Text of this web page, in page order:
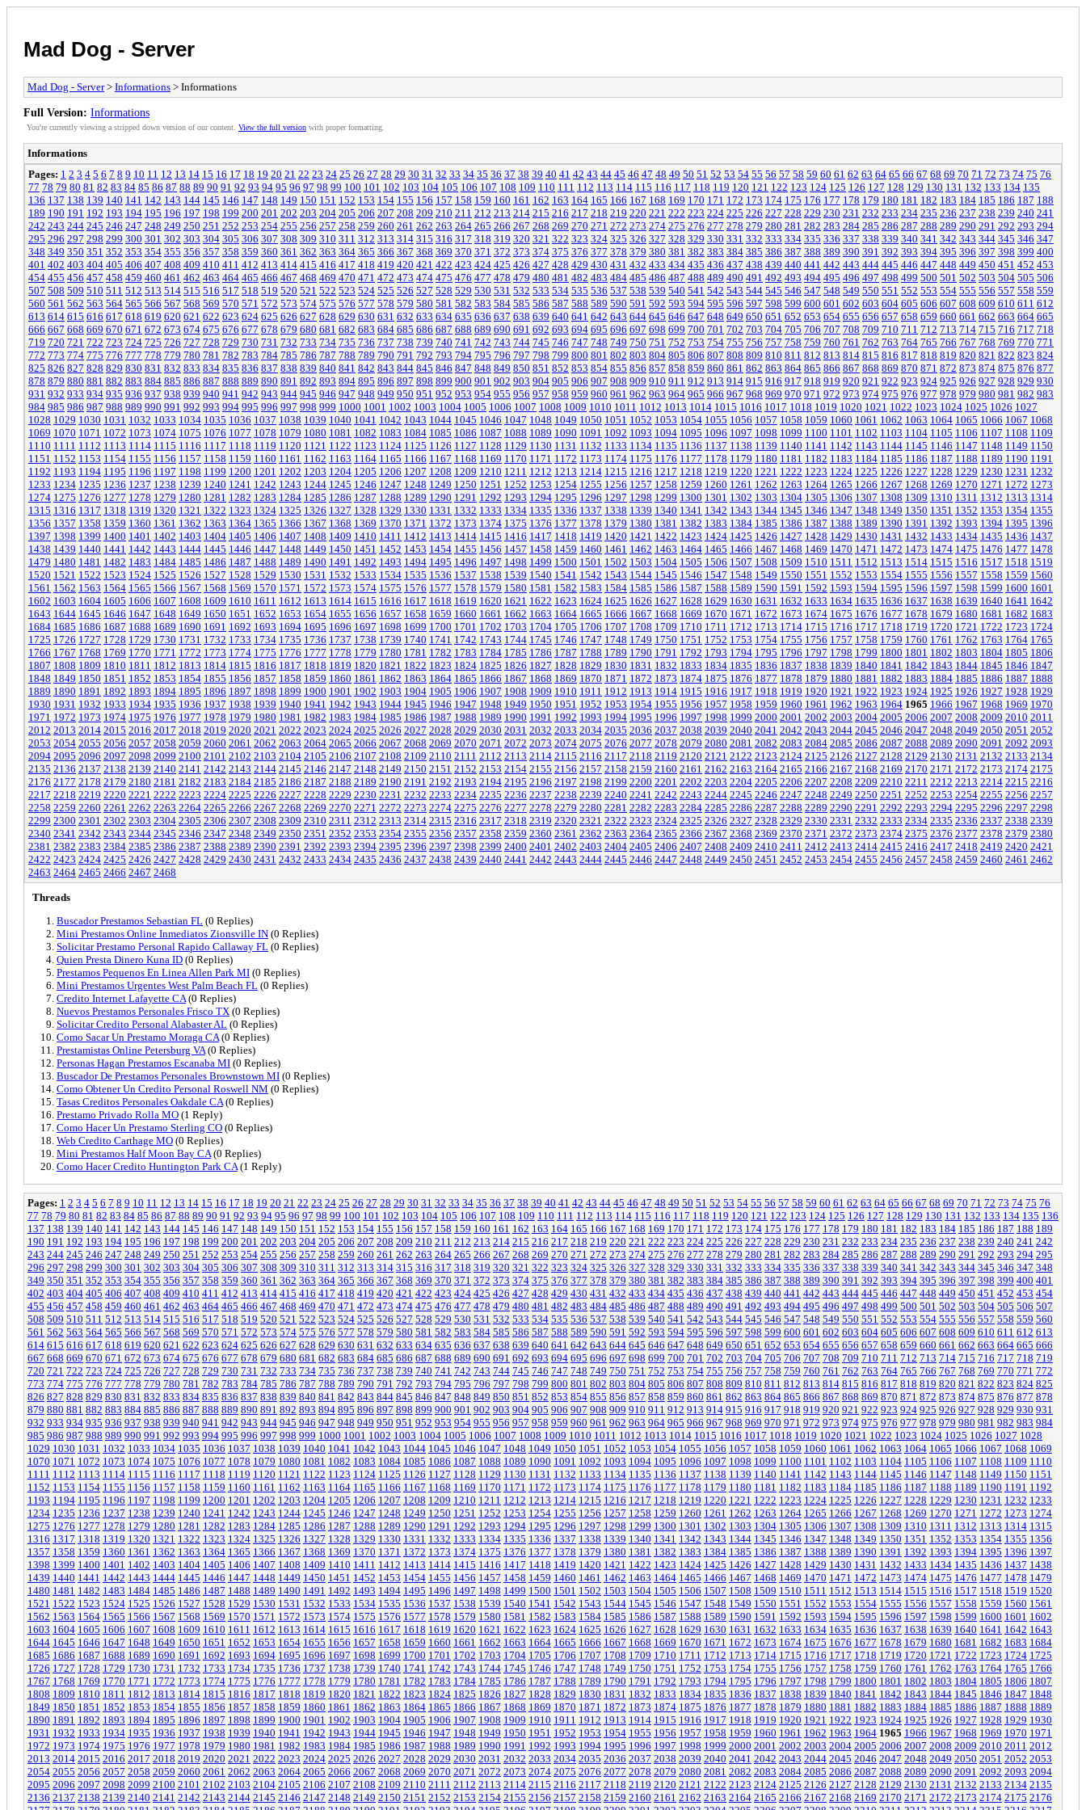
Mad Dog - Server
Mad Dog - Server> Informations > Informations
Full Version: Informations
You're currently viewing a stripped down version of our content. View the full version with proper formatting.
Informations
Pages: 1 2 3 4 5 6 7 8 9 10 11 12 13 14 15 16 17 18 19 20 21 22 23 24 25 26 27 28 29 30 31 32 33 34 35 36 37 38 39 40 41 42 43 44 45 46 47 48 49 50 51 52 53 54 55 56 57 58 59 60 61 62 63 64 65 66 67 68 69 70 71 72 73 74 75 76
77 78 79 80 81 82 83 84 85 86 87 88 89 90 91 92 93 94 95 96 97 98 99 100 101 102 103 104 105 106 107 108 109 110 111 112 113 114 115 116 117 118 119 120 121 122 123 124 125 126 127 128 129 130 131 132 133 134 135
136 137 138 139 140 141 142 143 144 145 146 147 148 149 150 151 152 153 154 155 156 157 158 159 160 161 162 163 164 165 166 167 168 169 170 171 172 173 174 175 176 177 178 179 180 181 182 183 184 185 186 187 188
189 190 191 192 193 194 195 196 197 198 199 200 201 202 203 204 205 206 207 208 209 210 211 212 213 214 215 216 217 218 219 220 221 222 223 224 225 226 227 228 229 230 231 232 233 234 235 236 237 238 239 240 241
242 243 244 245 246 247 248 249 250 251 252 253 254 255 256 257 258 259 260 261 262 263 264 265 266 267 268 269 270 271 272 273 274 275 276 277 278 279 280 281 282 283 284 285 286 287 288 289 290 291 292 293 294
295 296 297 298 299 300 301 302 303 304 305 306 307 308 309 310 311 312 313 314 315 316 317 318 319 320 321 322 323 324 325 326 327 328 329 330 331 332 333 334 335 336 337 338 339 340 341 342 343 344 345 346 347
348 349 350 351 352 353 354 355 356 357 358 359 360 361 362 363 364 365 366 367 368 369 370 371 372 373 374 375 376 377 378 379 380 381 382 383 384 385 386 387 388 389 390 391 392 393 394 395 396 397 398 399 400
401 402 403 404 405 406 407 408 409 410 411 412 413 414 415 416 417 418 419 420 421 422 423 424 425 426 427 428 429 430 431 432 433 434 435 436 437 438 439 440 441 442 443 444 445 446 447 448 449 450 451 452 453
454 455 456 457 458 459 460 461 462 463 464 465 466 467 468 469 470 471 472 473 474 475 476 477 478 479 480 481 482 483 484 485 486 487 488 489 490 491 492 493 494 495 496 497 498 499 500 501 502 503 504 505 506
507 508 509 510 511 512 513 514 515 516 517 518 519 520 521 522 523 524 525 526 527 528 529 530 531 532 533 534 535 536 537 538 539 540 541 542 543 544 545 546 547 548 549 550 551 552 553 554 555 556 557 558 559
560 561 562 563 564 565 566 567 568 569 570 571 572 573 574 575 576 577 578 579 580 581 582 583 584 585 586 587 588 589 590 591 592 593 594 595 596 597 598 599 600 601 602 603 604 605 606 607 608 609 610 611 612
613 614 615 616 617 618 619 620 621 622 623 624 625 626 627 628 629 630 631 632 633 634 635 636 637 638 639 640 641 642 643 644 645 646 647 648 649 650 651 652 653 654 655 656 657 658 659 660 661 662 663 664 665
666 667 668 669 670 671 672 673 674 675 676 677 678 679 680 681 682 683 684 685 686 687 688 689 690 691 692 693 694 695 696 697 698 699 700 701 702 703 704 705 706 707 708 709 710 711 712 713 714 715 716 717 718
719 720 721 722 723 724 725 726 727 728 729 730 731 732 733 734 735 736 737 738 739 740 741 742 743 744 745 746 747 748 749 750 751 752 753 754 755 756 757 758 759 760 761 762 763 764 765 766 767 768 769 770 771
772 773 774 775 776 777 778 779 780 781 782 783 784 785 786 787 788 789 790 791 792 793 794 795 796 797 798 799 800 801 802 803 804 805 806 807 808 809 810 811 812 813 814 815 816 817 818 819 820 821 822 823 824
825 826 827 828 829 830 831 832 833 834 835 836 837 838 839 840 841 842 843 844 845 846 847 848 849 850 851 852 853 854 855 856 857 858 859 860 861 862 863 864 865 866 867 868 869 870 871 872 873 874 875 876 877
878 879 880 881 882 883 884 885 886 887 888 889 890 891 892 893 894 895 896 897 898 899 900 901 902 903 904 905 906 907 908 909 910 911 912 913 914 915 916 917 918 919 920 921 922 923 924 925 926 927 928 929 930
931 932 933 934 935 936 937 938 939 940 941 942 943 944 945 946 947 948 949 950 951 952 953 954 955 956 957 958 959 960 961 962 963 964 965 966 967 968 969 970 971 972 973 974 975 976 977 978 979 980 981 982 983
984 985 986 987 988 989 990 991 992 993 994 995 996 997 998 999 1000 1001 1002 1003 1004 1005 1006 1007 1008 1009 1010 1011 1012 1013 1014 1015 1016 1017 1018 1019 1020 1021 1022 1023 1024 1025 1026 1027
1028 1029 1030 1031 1032 1033 1034 1035 1036 1037 1038 1039 1040 1041 1042 1043 1044 1045 1046 1047 1048 1049 1050 1051 1052 1053 1054 1055 1056 1057 1058 1059 1060 1061 1062 1063 1064 1065 1066 1067 1068
1069 1070 1071 1072 1073 1074 1075 1076 1077 1078 1079 1080 1081 1082 1083 1084 1085 1086 1087 1088 1089 1090 1091 1092 1093 1094 1095 1096 1097 1098 1099 1100 1101 1102 1103 1104 1105 1106 1107 1108 1109
1110 1111 1112 1113 1114 1115 1116 1117 1118 1119 1120 1121 1122 1123 1124 1125 1126 1127 1128 1129 1130 1131 1132 1133 1134 1135 1136 1137 1138 1139 1140 1141 1142 1143 1144 1145 1146 1147 1148 1149 1150
1151 1152 1153 1154 1155 1156 1157 1158 1159 1160 1161 1162 1163 1164 1165 1166 1167 1168 1169 1170 1171 1172 1173 1174 1175 1176 1177 1178 1179 1180 1181 1182 1183 1184 1185 1186 1187 1188 1189 1190 1191
1192 1193 1194 1195 1196 1197 1198 1199 1200 1201 1202 1203 1204 1205 1206 1207 1208 1209 1210 1211 1212 1213 1214 1215 1216 1217 1218 1219 1220 1221 1222 1223 1224 1225 1226 1227 1228 1229 1230 1231 1232
1233 1234 1235 1236 1237 1238 1239 1240 1241 1242 1243 1244 1245 1246 1247 1248 1249 1250 1251 1252 1253 1254 1255 1256 1257 1258 1259 1260 1261 1262 1263 1264 1265 1266 1267 1268 1269 1270 1271 1272 1273
1274 1275 1276 1277 1278 1279 1280 1281 1282 1283 1284 1285 1286 1287 1288 1289 1290 1291 1292 1293 1294 1295 1296 1297 1298 1299 1300 1301 1302 1303 1304 1305 1306 1307 1308 1309 1310 1311 1312 1313 1314
1315 1316 1317 1318 1319 1320 1321 1322 1323 1324 1325 1326 1327 1328 1329 1330 1331 1332 1333 1334 1335 1336 1337 1338 1339 1340 1341 1342 1343 1344 1345 1346 1347 1348 1349 1350 1351 1352 1353 1354 1355
1356 1357 1358 1359 1360 1361 1362 1363 1364 1365 1366 1367 1368 1369 1370 1371 1372 1373 1374 1375 1376 1377 1378 1379 1380 1381 1382 1383 1384 1385 1386 1387 1388 1389 1390 1391 1392 1393 1394 1395 1396
1397 1398 1399 1400 1401 1402 1403 1404 1405 1406 1407 1408 1409 1410 1411 1412 1413 1414 1415 1416 1417 1418 1419 1420 1421 1422 1423 1424 1425 1426 1427 1428 1429 1430 1431 1432 1433 1434 1435 1436 1437
1438 1439 1440 1441 1442 1443 1444 1445 1446 1447 1448 1449 1450 1451 1452 1453 1454 1455 1456 1457 1458 1459 1460 1461 1462 1463 1464 1465 1466 1467 1468 1469 1470 1471 1472 1473 1474 1475 1476 1477 1478
1479 1480 1481 1482 1483 1484 1485 1486 1487 1488 1489 1490 1491 1492 1493 1494 1495 1496 1497 1498 1499 1500 1501 1502 1503 1504 1505 1506 1507 1508 1509 1510 1511 1512 1513 1514 1515 1516 1517 1518 1519
1520 1521 1522 1523 1524 1525 1526 1527 1528 1529 1530 1531 1532 1533 1534 1535 1536 1537 1538 1539 1540 1541 1542 1543 1544 1545 1546 1547 1548 1549 1550 1551 1552 1553 1554 1555 1556 1557 1558 1559 1560
1561 1562 1563 1564 1565 1566 1567 1568 1569 1570 1571 1572 1573 1574 1575 1576 1577 1578 1579 1580 1581 1582 1583 1584 1585 1586 1587 1588 1589 1590 1591 1592 1593 1594 1595 1596 1597 1598 1599 1600 1601
1602 1603 1604 1605 1606 1607 1608 1609 1610 1611 1612 1613 1614 1615 1616 1617 1618 1619 1620 1621 1622 1623 1624 1625 1626 1627 1628 1629 1630 1631 1632 1633 1634 1635 1636 1637 1638 1639 1640 1641 1642
1643 1644 1645 1646 1647 1648 1649 1650 1651 1652 1653 1654 1655 1656 1657 1658 1659 1660 1661 1662 1663 1664 1665 1666 1667 1668 1669 1670 1671 1672 1673 1674 1675 1676 1677 1678 1679 1680 1681 1682 1683
1684 1685 1686 1687 1688 1689 1690 1691 1692 1693 1694 1695 1696 1697 1698 1699 1700 1701 1702 1703 1704 1705 1706 1707 1708 1709 1710 1711 1712 1713 1714 1715 1716 1717 1718 1719 1720 1721 1722 1723 1724
1725 1726 1727 1728 1729 1730 1731 1732 1733 1734 1735 1736 1737 1738 1739 1740 1741 1742 1743 1744 1745 1746 1747 1748 1749 1750 1751 1752 1753 1754 1755 1756 1757 1758 1759 1760 1761 1762 1763 1764 1765
1766 1767 1768 1769 1770 1771 1772 1773 1774 1775 1776 1777 1778 1779 1780 1781 1782 1783 1784 1785 1786 1787 1788 1789 1790 1791 1792 1793 1794 1795 1796 1797 1798 1799 1800 1801 1802 1803 1804 1805 1806
1807 1808 1809 1810 1811 1812 1813 1814 1815 1816 1817 1818 1819 1820 1821 1822 1823 1824 1825 1826 1827 1828 1829 1830 1831 1832 1833 1834 1835 1836 1837 1838 1839 1840 1841 1842 1843 1844 1845 1846 1847
1848 1849 1850 1851 1852 1853 1854 1855 1856 1857 1858 1859 1860 1861 1862 1863 1864 1865 1866 1867 1868 1869 1870 1871 1872 1873 1874 1875 1876 1877 1878 1879 1880 1881 1882 1883 1884 1885 1886 1887 1888
1889 1890 1891 1892 1893 1894 1895 1896 1897 1898 1899 1900 1901 1902 1903 1904 1905 1906 1907 1908 1909 1910 1911 1912 1913 1914 1915 1916 1917 1918 1919 1920 1921 1922 1923 1924 1925 1926 1927 1928 1929
1930 1931 1932 1933 1934 1935 1936 1937 1938 1939 1940 1941 1942 1943 1944 1945 1946 1947 1948 1949 1950 1951 1952 1953 1954 1955 1956 1957 1958 1959 1960 1961 1962 1963 1964 1965 1966 1967 1968 1969 1970
1971 1972 1973 1974 1975 1976 1977 1978 1979 1980 1981 1982 1983 1984 1985 1986 1987 1988 1989 1990 1991 1992 1993 1994 1995 1996 1997 1998 1999 2000 2001 2002 2003 2004 2005 2006 2007 2008 2009 2010 2011
2012 2013 2014 2015 2016 2017 2018 2019 2020 2021 2022 2023 2024 2025 2026 2027 2028 2029 2030 2031 2032 2033 2034 2035 2036 2037 2038 2039 2040 2041 2042 2043 2044 2045 2046 2047 2048 2049 2050 2051 2052
2053 2054 2055 2056 2057 2058 2059 2060 2061 2062 2063 2064 2065 2066 2067 2068 2069 2070 2071 2072 2073 2074 2075 2076 2077 2078 2079 2080 2081 2082 2083 2084 2085 2086 2087 2088 2089 2090 2091 2092 2093
2094 2095 2096 2097 2098 2099 2100 2101 2102 2103 2104 2105 2106 2107 2108 2109 2110 2111 2112 2113 2114 2115 2116 2117 2118 2119 2120 2121 2122 2123 2124 2125 2126 2127 2128 2129 2130 2131 2132 2133 2134
2135 2136 2137 2138 2139 2140 2141 2142 2143 2144 2145 2146 2147 2148 2149 2150 2151 2152 2153 2154 2155 2156 2157 2158 2159 2160 2161 2162 2163 2164 2165 2166 2167 2168 2169 2170 2171 2172 2173 2174 2175
2176 2177 2178 2179 2180 2181 2182 2183 2184 2185 2186 2187 2188 2189 2190 2191 2192 2193 2194 2195 2196 2197 2198 2199 2200 2201 2202 2203 2204 2205 2206 2207 2208 2209 2210 2211 2212 2213 2214 2215 2216
2217 2218 2219 2220 2221 2222 2223 2224 2225 2226 2227 2228 2229 2230 2231 2232 2233 2234 2235 2236 2237 2238 2239 2240 2241 2242 2243 2244 2245 2246 2247 2248 2249 2250 2251 2252 2253 2254 2255 2256 2257
2258 2259 2260 2261 2262 2263 2264 2265 2266 2267 2268 2269 2270 2271 2272 2273 2274 2275 2276 2277 2278 2279 2280 2281 2282 2283 2284 2285 2286 2287 2288 2289 2290 2291 2292 2293 2294 2295 2296 2297 2298
2299 2300 2301 2302 2303 2304 2305 2306 2307 2308 2309 2310 2311 2312 2313 2314 2315 2316 2317 2318 2319 2320 2321 2322 2323 2324 2325 2326 2327 2328 2329 2330 2331 2332 2333 2334 2335 2336 2337 2338 2339
2340 2341 2342 2343 2344 2345 2346 2347 2348 2349 2350 2351 2352 2353 2354 2355 2356 2357 2358 2359 2360 2361 2362 2363 2364 2365 2366 2367 2368 2369 2370 2371 2372 2373 2374 2375 2376 2377 2378 2379 2380
2381 2382 2383 2384 2385 2386 2387 2388 2389 2390 2391 2392 2393 2394 2395 2396 2397 2398 2399 2400 2401 2402 2403 2404 2405 2406 2407 2408 2409 2410 2411 2412 2413 2414 2415 2416 2417 2418 2419 2420 2421
2422 2423 2424 2425 2426 2427 2428 2429 2430 2431 2432 2433 2434 2435 2436 2437 2438 2439 2440 2441 2442 2443 2444 2445 2446 2447 2448 2449 2450 2451 2452 2453 2454 2455 2456 2457 2458 2459 2460 2461 2462
2463 2464 2465 2466 2467 2468
Threads
Buscador Prestamos Sebastian FL (0 Replies)
Mini Prestamos Online Inmediatos Zionsville IN (0 Replies)
Solicitar Prestamo Personal Rapido Callaway FL (0 Replies)
Quien Presta Dinero Kuna ID (0 Replies)
Prestamos Pequenos En Linea Allen Park MI (0 Replies)
Mini Prestamos Urgentes West Palm Beach FL (0 Replies)
Credito Internet Lafayette CA (0 Replies)
Nuevos Prestamos Personales Frisco TX (0 Replies)
Solicitar Credito Personal Alabaster AL (0 Replies)
Como Sacar Un Prestamo Moraga CA (0 Replies)
Prestamistas Online Petersburg VA (0 Replies)
Personas Hagan Prestamos Escanaba MI (0 Replies)
Buscador De Prestamos Personales Brownstown MI (0 Replies)
Como Obtener Un Credito Personal Roswell NM (0 Replies)
Tasas Creditos Personales Oakdale CA (0 Replies)
Prestamo Privado Rolla MO (1 Reply)
Como Hacer Un Prestamo Sterling CO (0 Replies)
Web Credito Carthage MO (0 Replies)
Mini Prestamos Half Moon Bay CA (0 Replies)
Como Hacer Credito Huntington Park CA (1 Reply)
Pages: 1 2 3 4 5 6 7 8 9 10 11 12 13 14 15 16 17 18 19 20 21 22 23 24 25 26 27 28 29 30 31 32 33 34 35 36 37 38 39 40 41 42 43 44 45 46 47 48 49 50 51 52 53 54 55 56 57 58 59 60 61 62 63 64 65 66 67 68 69 70 71 72 73 74 75 76
77 78 79 80 81 82 83 84 85 86 87 88 89 90 91 92 93 94 95 96 97 98 99 100 101 102 103 104 105 106 107 108 109 110 111 112 113 114 115 116 117 118 119 120 121 122 123 124 125 126 127 128 129 130 131 132 133 134 135 136
137 138 139 140 141 142 143 144 145 146 147 148 149 150 151 152 153 154 155 156 157 158 159 160 161 162 163 164 165 166 167 168 169 170 171 172 173 174 175 176 177 178 179 180 181 182 183 184 185 186 187 188 189
190 191 192 193 194 195 196 197 198 199 200 201 202 203 204 205 206 207 208 209 210 211 212 213 214 215 216 217 218 219 220 221 222 223 224 225 226 227 228 229 230 231 232 233 234 235 236 237 238 239 240 241 242
243 244 245 246 247 248 249 250 251 252 253 254 255 256 257 258 259 260 261 262 263 264 265 266 267 268 269 270 271 272 273 274 275 276 277 278 279 280 281 282 283 284 285 286 287 288 289 290 291 292 293 294 295
296 297 298 299 300 301 302 303 304 305 306 307 308 309 310 311 312 313 314 315 316 317 318 319 320 321 322 323 324 325 326 327 328 329 330 331 332 333 334 335 336 337 338 339 340 341 342 343 344 345 346 347 348
349 350 351 352 353 354 355 356 357 358 359 360 361 362 363 364 365 366 367 368 369 370 371 372 373 374 375 376 377 378 379 380 381 382 383 384 385 386 387 388 389 390 391 392 393 394 395 396 397 398 399 400 401
402 403 404 405 406 407 408 409 410 411 412 413 414 415 416 417 418 419 420 421 422 423 424 425 426 427 428 429 430 431 432 433 434 435 436 437 438 439 440 441 442 443 444 445 446 447 448 449 450 451 452 453 454
455 456 457 458 459 460 461 462 463 464 465 466 467 468 469 470 471 472 473 474 475 476 477 478 479 480 481 482 483 484 485 486 487 488 489 490 491 492 493 494 495 496 497 498 499 500 501 502 503 504 505 506 507
508 509 510 511 512 513 514 515 516 517 518 519 520 521 522 523 524 525 526 527 528 529 530 531 532 533 534 535 536 537 538 539 540 541 542 543 544 545 546 547 548 549 550 551 552 553 554 555 556 557 558 559 560
561 562 563 564 565 566 567 568 569 570 571 572 573 574 575 576 577 578 579 580 581 582 583 584 585 586 587 588 589 590 591 592 593 594 595 596 597 598 599 600 601 602 603 604 605 606 607 608 609 610 611 612 613
614 615 616 617 618 619 620 621 622 623 624 625 626 627 628 629 630 631 632 633 634 635 636 637 638 639 640 641 642 643 644 645 646 647 648 649 650 651 652 653 654 655 656 657 658 659 660 661 662 663 664 665 666
667 668 669 670 671 672 673 674 675 676 677 678 679 680 681 682 683 684 685 686 687 688 689 690 691 692 693 694 695 696 697 698 699 700 701 702 703 704 705 706 707 708 709 710 711 712 713 714 715 716 717 718 719
720 721 722 723 724 725 726 727 728 729 730 731 732 733 734 735 736 737 738 739 740 741 742 743 744 745 746 747 748 749 750 751 752 753 754 755 756 757 758 759 760 761 762 763 764 765 766 767 768 769 770 771 772
773 774 775 776 777 778 779 780 781 782 783 784 785 786 787 788 789 790 791 792 793 794 795 796 797 798 799 800 801 802 803 804 805 806 807 808 809 810 811 812 813 814 815 816 817 818 819 820 821 822 823 824 825
826 827 828 829 830 831 832 833 834 835 836 837 838 839 840 841 842 843 844 845 846 847 848 849 850 851 852 853 854 855 856 857 858 859 860 861 862 863 864 865 866 867 868 869 870 871 872 873 874 875 876 877 878
879 880 881 882 883 884 885 886 887 888 889 890 891 892 893 894 895 896 897 898 899 900 901 902 903 904 905 906 907 908 909 910 911 912 913 914 915 916 917 918 919 920 921 922 923 924 925 926 927 928 929 930 931
932 933 934 935 936 937 938 939 940 941 942 943 944 945 946 947 948 949 950 951 952 953 954 955 956 957 958 959 960 961 962 963 964 965 966 967 968 969 970 971 972 973 974 975 976 977 978 979 980 981 982 983 984
985 986 987 988 989 990 991 992 993 994 995 996 997 998 999 1000 1001 1002 1003 1004 1005 1006 1007 1008 1009 1010 1011 1012 1013 1014 1015 1016 1017 1018 1019 1020 1021 1022 1023 1024 1025 1026 1027 1028
1029 1030 1031 1032 1033 1034 1035 1036 1037 1038 1039 1040 1041 1042 1043 1044 1045 1046 1047 1048 1049 1050 1051 1052 1053 1054 1055 1056 1057 1058 1059 1060 1061 1062 1063 1064 1065 1066 1067 1068 1069
1070 1071 1072 1073 1074 1075 1076 1077 1078 1079 1080 1081 1082 1083 1084 1085 1086 1087 1088 1089 1090 1091 1092 1093 1094 1095 1096 1097 1098 1099 1100 1101 1102 1103 1104 1105 1106 1107 1108 1109 1110
1111 1112 1113 1114 1115 1116 1117 1118 1119 1120 1121 1122 1123 1124 1125 1126 1127 1128 1129 1130 1131 1132 1133 1134 1135 1136 1137 1138 1139 1140 1141 1142 1143 1144 1145 1146 1147 1148 1149 1150 1151
1152 1153 1154 1155 1156 1157 1158 1159 1160 1161 1162 1163 1164 1165 1166 1167 1168 1169 1170 1171 1172 1173 1174 1175 1176 1177 1178 1179 1180 1181 1182 1183 1184 1185 1186 1187 1188 1189 1190 1191 1192
1193 1194 1195 1196 1197 1198 1199 1200 1201 1202 1203 1204 1205 1206 1207 1208 1209 1210 1211 1212 1213 1214 1215 1216 1217 1218 1219 1220 1221 1222 1223 1224 1225 1226 1227 1228 1229 1230 1231 1232 1233
1234 1235 1236 1237 1238 1239 1240 1241 1242 1243 1244 1245 1246 1247 1248 1249 1250 1251 1252 1253 1254 1255 1256 1257 1258 1259 1260 1261 1262 1263 1264 1265 1266 1267 1268 1269 1270 1271 1272 1273 1274
1275 1276 1277 1278 1279 1280 1281 1282 1283 1284 1285 1286 1287 1288 1289 1290 1291 1292 1293 1294 1295 1296 1297 1298 1299 1300 1301 1302 1303 1304 1305 1306 1307 1308 1309 1310 1311 1312 1313 1314 1315
1316 1317 1318 1319 1320 1321 1322 1323 1324 1325 1326 1327 1328 1329 1330 1331 1332 1333 1334 1335 1336 1337 1338 1339 1340 1341 1342 1343 1344 1345 1346 1347 1348 1349 1350 1351 1352 1353 1354 1355 1356
1357 1358 1359 1360 1361 1362 1363 1364 1365 1366 1367 1368 1369 1370 1371 1372 1373 1374 1375 1376 1377 1378 1379 1380 1381 1382 1383 1384 1385 1386 1387 1388 1389 1390 1391 1392 1393 1394 1395 1396 1397
1398 1399 1400 1401 1402 1403 1404 1405 1406 1407 1408 1409 1410 1411 1412 1413 1414 1415 1416 1417 1418 1419 1420 1421 1422 1423 1424 1425 1426 1427 1428 1429 1430 1431 1432 1433 1434 1435 1436 1437 1438
1439 1440 1441 1442 1443 1444 1445 1446 1447 1448 1449 1450 1451 1452 1453 1454 1455 1456 1457 1458 1459 1460 1461 1462 1463 1464 1465 1466 1467 1468 1469 1470 1471 1472 1473 1474 1475 1476 1477 1478 1479
1480 1481 1482 1483 1484 1485 1486 1487 1488 1489 1490 1491 1492 1493 1494 1495 1496 1497 1498 1499 1500 1501 1502 1503 1504 1505 1506 1507 1508 1509 1510 1511 1512 1513 1514 1515 1516 1517 1518 1519 1520
1521 1522 1523 1524 1525 1526 1527 1528 1529 1530 1531 1532 1533 1534 1535 1536 1537 1538 1539 1540 1541 1542 1543 1544 1545 1546 1547 1548 1549 1550 1551 1552 1553 1554 1555 1556 1557 1558 1559 1560 1561
1562 1563 1564 1565 1566 1567 1568 1569 1570 1571 1572 1573 1574 1575 1576 1577 1578 1579 1580 1581 1582 1583 1584 1585 1586 1587 1588 1589 1590 1591 1592 1593 1594 1595 1596 1597 1598 1599 1600 1601 1602
1603 1604 1605 1606 1607 1608 1609 1610 1611 1612 1613 1614 1615 1616 1617 1618 1619 1620 1621 1622 1623 1624 1625 1626 1627 1628 1629 1630 1631 1632 1633 1634 1635 1636 1637 1638 1639 1640 1641 1642 1643
1644 1645 1646 1647 1648 1649 1650 1651 1652 1653 1654 1655 1656 1657 1658 1659 1660 1661 1662 1663 1664 1665 1666 1667 1668 1669 1670 1671 1672 1673 1674 1675 1676 1677 1678 1679 1680 1681 1682 1683 1684
1685 1686 1687 1688 1689 1690 1691 1692 1693 1694 1695 1696 1697 1698 1699 1700 1701 1702 1703 1704 1705 1706 1707 1708 1709 1710 1711 1712 1713 1714 1715 1716 1717 1718 1719 1720 1721 1722 1723 1724 1725
1726 1727 1728 1729 1730 1731 1732 1733 1734 1735 1736 1737 1738 1739 1740 1741 1742 1743 1744 1745 1746 1747 1748 1749 1750 1751 1752 1753 1754 1755 1756 1757 1758 1759 1760 1761 1762 1763 1764 1765 1766
1767 1768 1769 1770 1771 1772 1773 1774 1775 1776 1777 1778 1779 1780 1781 1782 1783 1784 1785 1786 1787 1788 1789 1790 1791 1792 1793 1794 1795 1796 1797 1798 1799 1800 1801 1802 1803 1804 1805 1806 1807
1808 1809 1810 1811 1812 1813 1814 1815 1816 1817 1818 1819 1820 1821 1822 1823 1824 1825 1826 1827 1828 1829 1830 1831 1832 1833 1834 1835 1836 1837 1838 1839 1840 1841 1842 1843 1844 1845 1846 1847 1848
1849 1850 1851 1852 1853 1854 1855 1856 1857 1858 1859 1860 1861 1862 1863 1864 1865 1866 1867 1868 1869 1870 1871 1872 1873 1874 1875 1876 1877 1878 1879 1880 1881 1882 1883 1884 1885 1886 1887 1888 1889
1890 1891 1892 1893 1894 1895 1896 1897 1898 1899 1900 1901 1902 1903 1904 1905 1906 1907 1908 1909 1910 1911 1912 1913 1914 1915 1916 1917 1918 1919 1920 1921 1922 1923 1924 1925 1926 1927 1928 1929 1930
1931 1932 1933 1934 1935 1936 1937 1938 1939 1940 1941 1942 1943 1944 1945 1946 1947 1948 1949 1950 1951 1952 1953 1954 1955 1956 1957 1958 1959 1960 1961 1962 1963 1964 1965 1966 1967 1968 1969 1970 1971
1972 1973 1974 1975 1976 1977 1978 1979 1980 1981 1982 1983 1984 1985 1986 1987 1988 1989 1990 1991 1992 1993 1994 1995 1996 1997 1998 1999 2000 2001 2002 2003 2004 2005 2006 2007 2008 2009 2010 2011 2012
2013 2014 2015 2016 2017 2018 2019 2020 2021 2022 2023 2024 2025 2026 2027 2028 2029 2030 2031 2032 2033 2034 2035 2036 2037 2038 2039 2040 2041 2042 2043 2044 2045 2046 2047 2048 2049 2050 2051 2052 2053
2054 2055 2056 2057 2058 2059 2060 2061 2062 2063 2064 2065 2066 2067 2068 2069 2070 2071 2072 2073 2074 2075 2076 2077 2078 2079 2080 2081 2082 2083 2084 2085 2086 2087 2088 2089 2090 2091 2092 2093 2094
2095 2096 2097 2098 2099 2100 2101 2102 2103 2104 2105 2106 2107 2108 2109 2110 2111 2112 2113 2114 2115 2116 2117 2118 2119 2120 2121 2122 2123 2124 2125 2126 2127 2128 2129 2130 2131 2132 2133 2134 2135
2136 2137 2138 2139 2140 2141 2142 2143 2144 2145 2146 2147 2148 2149 2150 2151 2152 2153 2154 2155 2156 2157 2158 2159 2160 2161 2162 2163 2164 2165 2166 2167 2168 2169 2170 2171 2172 2173 2174 2175 2176